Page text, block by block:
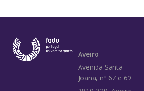
Aveiro
Avenida Santa
Joana, nº 67 e 69